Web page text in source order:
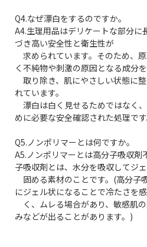
Q4.なぜ漂白をするのですか。
A4.生理用品はデリケートな部分
づき高い安全性と衛生性が
求められています。そのため、
く不純物や刺激の原因となる成分を
取り除き、肌にやさしい状態に
れています。
漂白は白く見せるためではなく
めに必要な安全確認された処理です
Q5.ノンポリマーとは何ですか。
A5.ノンポリマーとは高分子吸収剤
子吸収剤とは、水分を吸収してジ
固める素材のことです。(高分子
にジェル状になることで冷たさを
く、ムレる場合があり、敏感肌
みなどが出ることがあります。)